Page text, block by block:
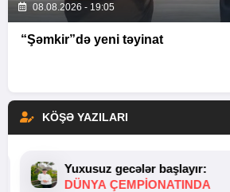
08.08.2026 - 19:05
“Şəmkir”də yeni təyinat
KÖŞƏ YAZILARI
Yuxusuz gecələr başlayır:
DÜNYA ÇEMPIONATINDA